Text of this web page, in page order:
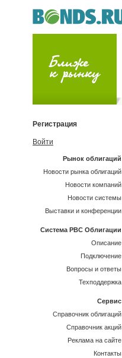
Регистрация
Войти
Рынок облигаций
Новости рынка облигаций
Новости компаний
Новости системы
Выставки и конференции
Система РВС Облигации
Описание
Подключение
Вопросы и ответы
Техподдержка
Сервис
Справочник облигаций
Справочник акций
Реклама на сайте
Контакты